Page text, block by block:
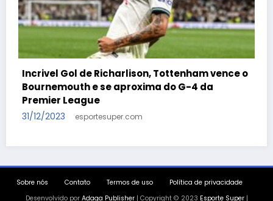
Incrivel Gol de Richarlison, Tottenham vence o
Bournemouth e se aproxima do G-4 da
Premier League
31/12/2023 esportesuper.com
Sobre nós Contato Termos de uso
Política de privacidade
Desenvolvido por Adaga Publisher| Copyright © 2023 Esporte Super|